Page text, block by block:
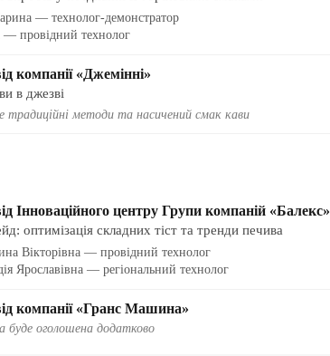
— технолог-демонстратор
— провідний технолог
компанії «Джемінні»
в джезві
традиційні методи та насичений смак кави
Інноваційного центру Групи компаній «Балекс»
оптимізація складних тіст та тренди печива
Вікторівна — провідний технолог
Ярославівна — регіональний технолог
компанії «Гранс Машина»
буде оголошена додатково